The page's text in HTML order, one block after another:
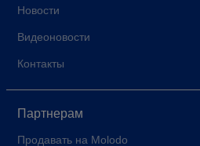
Новости
Видеоновости
Контакты
Партнерам
Продавать на Molodo